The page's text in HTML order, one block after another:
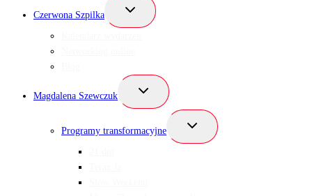
Czerwona Szpilka
Przełącz
podrzędne
Magdalena Szewczuk
Przełącz
podrzędne
Programy transformacyjne
Przełącz
podrzędne